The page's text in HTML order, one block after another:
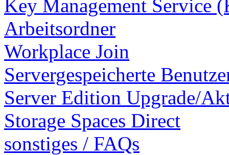
Key Management Service
Arbeitsordner
Workplace Join
Servergespeicherte
Server Edition Upgrade/
Storage Spaces Direct
sonstiges / FAQs